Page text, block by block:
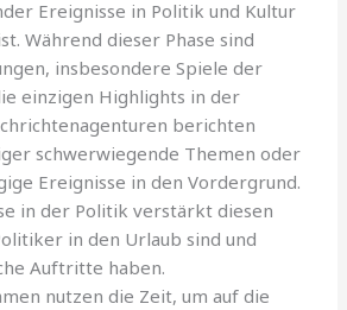
Ereignisse in Politik und Kultur
Während dieser Phase sind
insbesondere Spiele der
einzigen Highlights in der
berichten
schwerwiegende Themen oder
Ereignisse in den Vordergrund.
in der Politik verstärkt diesen
in den Urlaub sind und
Auftritte haben.
nutzen die Zeit, um auf die